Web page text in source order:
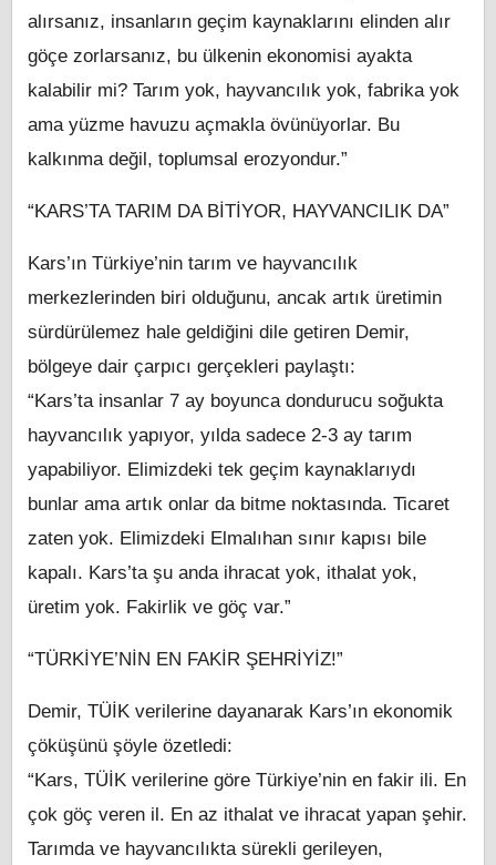
alırsanız, insanların geçim kaynaklarını elinden alır
göçe zorlarsanız, bu ülkenin ekonomisi ayakta
kalabilir mi? Tarım yok, hayvancılık yok, fabrika yok
ama yüzme havuzu açmakla övünüyorlar. Bu
kalkınma değil, toplumsal erozyondur.”
“KARS’TA TARIM DA BİTİYOR, HAYVANCILIK DA”
Kars’ın Türkiye’nin tarım ve hayvancılık
merkezlerinden biri olduğunu, ancak artık üretimin
sürdürülemez hale geldiğini dile getiren Demir,
bölgeye dair çarpıcı gerçekleri paylaştı:
“Kars’ta insanlar 7 ay boyunca dondurucu soğukta
hayvancılık yapıyor, yılda sadece 2-3 ay tarım
yapabiliyor. Elimizdeki tek geçim kaynaklarıydı
bunlar ama artık onlar da bitme noktasında. Ticaret
zaten yok. Elimizdeki Elmalıhan sınır kapısı bile
kapalı. Kars’ta şu anda ihracat yok, ithalat yok,
üretim yok. Fakirlik ve göç var.”
“TÜRKİYE’NİN EN FAKİR ŞEHRİYİZ!”
Demir, TÜİK verilerine dayanarak Kars’ın ekonomik
çöküşünü şöyle özetledi:
“Kars, TÜİK verilerine göre Türkiye’nin en fakir ili. En
çok göç veren il. En az ithalat ve ihracat yapan şehir.
Tarımda ve hayvancılıkta sürekli gerileyen,